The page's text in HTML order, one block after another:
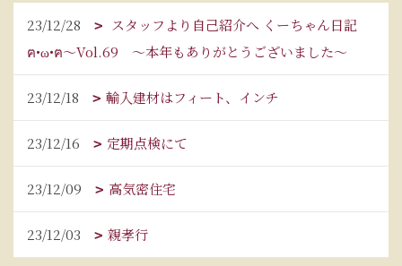
23/12/28
スタッフより自己紹介へ くーちゃん日記
ฅ•ω•ฅ～Vol.69 ～本年もありがとうございました～
23/12/18 輸入建材はフィート、インチ
23/12/16 定期点検にて
23/12/09 高気密住宅
23/12/03 親孝行